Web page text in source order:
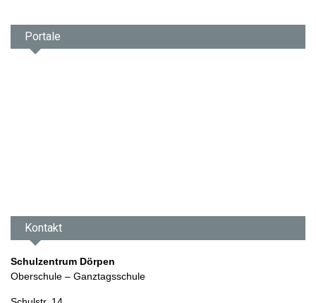
Portale
Kontakt
Schulzentrum Dörpen
Oberschule – Ganztagsschule